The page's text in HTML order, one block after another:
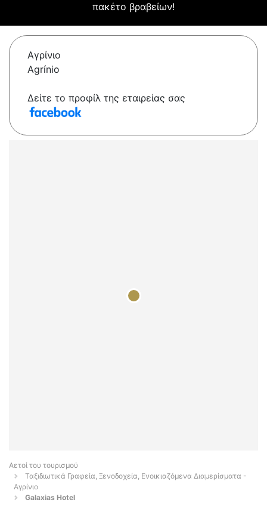
πακέτο βραβείων!
Αγρίνιο
Agrínio
Δείτε το προφίλ της εταιρείας σας
Αετοί του τουρισμού
Ταξιδιωτικά Γραφεία, Ξενοδοχεία, Ενοικιαζόμενα Διαμερίσματα -
Αγρίνιο
Galaxias Hotel